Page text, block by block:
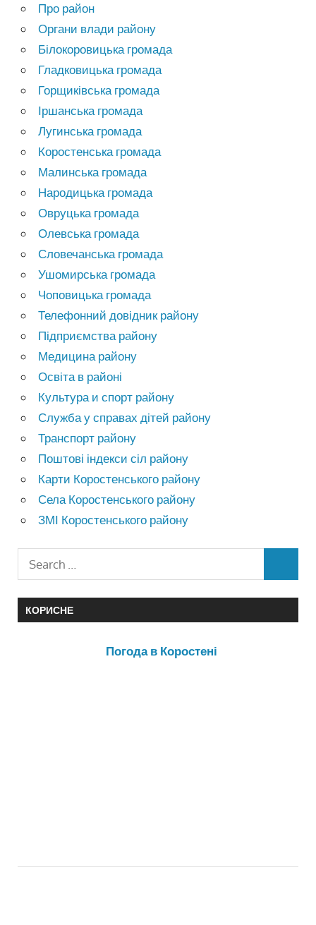
Про район
Органи влади району
Білокоровицька громада
Гладковицька громада
Горщиківська громада
Іршанська громада
Лугинська громада
Коростенська громада
Малинська громада
Народицька громада
Овруцька громада
Олевська громада
Словечанська громада
Ушомирська громада
Чоповицька громада
Телефонний довідник району
Підприємства району
Медицина району
Освіта в районі
Культура и спорт району
Служба у справах дітей району
Транспорт району
Поштові індекси сіл району
Карти Коростенського району
Села Коростенського району
ЗМІ Коростенського району
КОРИСНЕ
Погода в Коростені